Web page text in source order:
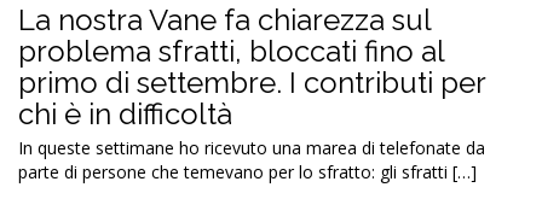
La nostra Vane fa chiarezza sul
problema sfratti, bloccati fino al
primo di settembre. I contributi per
chi è in difficoltà
In queste settimane ho ricevuto una marea di telefonate da
parte di persone che temevano per lo sfratto: gli sfratti […]